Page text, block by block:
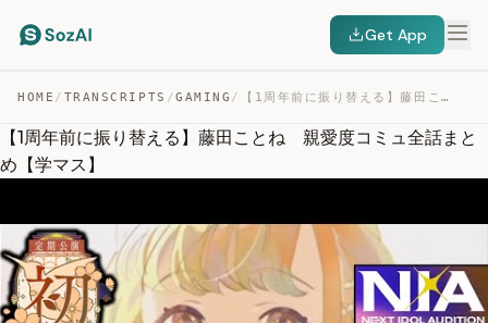
Get App
HOME / TRANSCRIPTS /GAMING / 【1周年前に振り替える】藤田ことね 親愛度コミュ全話まとめ【学マス】 — TRANSCRIPT
【1周年前に振り替える】藤田ことね 親愛度コミュ全話まと
め【学マス】